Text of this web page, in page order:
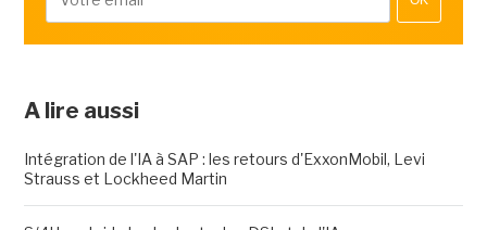
A lire aussi
Intégration de l'IA à SAP : les retours d'ExxonMobil, Levi
Strauss et Lockheed Martin